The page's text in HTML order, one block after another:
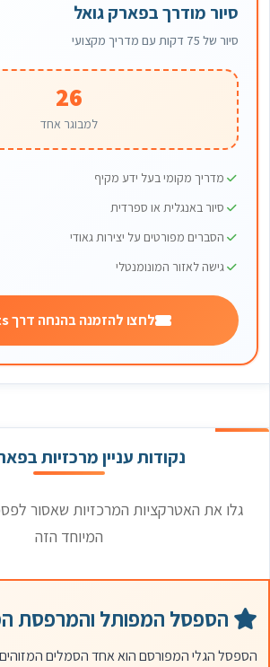
סיור מודרך בפארק גואל
סיור של 75 דקות עם מדריך מקצועי
26
למבוגר אחד
מדריך מקומי בעל ידע מקיף
סיור באנגלית או ספרדית
הסברים מפורטים על יצירות גאודי
גישה לאזור המונומנטלי
לחצו להזמנה בהנחה דרך Tiqets
נקודות עניין מרכזיות
גלו את האטרקציות המרכזיות שאסור
המיוחד הזה
הספסל המפותל והמרפסת
הספסל הגלי המפורסם הוא אחד הסמלים